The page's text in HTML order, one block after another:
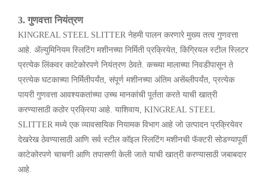
3. गुणवत्ता नियंत्रण
KINGREAL STEEL SLITTER नेहमी पालन करणारे मुख्य तत्व गुणवत्ता
आहे. ॲल्युमिनियम स्लिटिंग मशीनच्या निर्मिती प्रक्रियेत, किंग्रियल स्टील स्लिटर
प्रत्येक लिंकवर काटेकोरपणे नियंत्रण ठेवते. कच्च्या मालाच्या निवडीपासून ते
प्रत्येक घटकाच्या निर्मितीपर्यंत, संपूर्ण मशीनच्या अंतिम असेंब्लीपर्यंत, प्रत्येक
पायरी गुणवत्ता आवश्यकतांच्या उच्च मानकांची पूर्तता करते याची खात्री
करण्यासाठी कठोर प्रक्रिया आहे. याशिवाय, KINGREAL STEEL
SLITTER मध्ये एक व्यावसायिक नियामक विभाग आहे जो उत्पादन प्रक्रियेवर
देखरेख ठेवण्यासाठी आणि सर्व स्टील कॉइल स्लिटिंग मशीनची फॅक्टरी सोडण्यापूर्वी
काटेकोरपणे चाचणी आणि तपासणी केली जाते याची खात्री करण्यासाठी जबाबदार
आहे.